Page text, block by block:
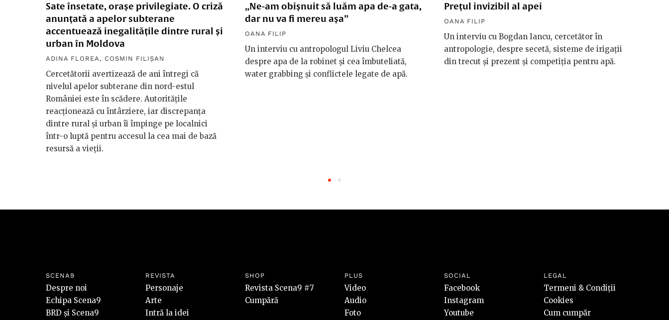
Sate însetate, orașe privilegiate. O criză
anunțată a apelor subterane
accentuează inegalitățile dintre rural și
urban în Moldova
ADINA FLOREA , COSMIN FILIȘAN
Cercetătorii avertizează de ani întregi că
nivelul apelor subterane din nord-estul
României este în scădere. Autoritățile
reacționează cu întârziere, iar discrepanța
dintre rural și urban îi împinge pe localnici
într-o luptă pentru accesul la cea mai de bază
resursă a vieții.
„Ne-am obișnuit să luăm apa de-a gata,
dar nu va fi mereu așa”
OANA FILIP
Un interviu cu antropologul Liviu Chelcea
despre apa de la robinet și cea îmbuteliată,
water grabbing și conflictele legate de apă.
Prețul invizibil al apei
OANA FILIP
Un interviu cu Bogdan Iancu, cercetător în
antropologie, despre secetă, sisteme de irigații
din trecut și prezent și competiția pentru apă.
SCENA9
Despre noi
Echipa Scena9
BRD și Scena9
REVISTA
Personaje
Arte
Intră la idei
SHOP
Revista Scena9 #7
Cumpără
PLUS
Video
Audio
Foto
SOCIAL
Facebook
Instagram
Youtube
LEGAL
Termeni & Condiții
Cookies
Cum cumpăr